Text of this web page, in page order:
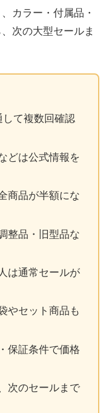
カラー・付属品・
次の大型セールま
して複数回確認
どは公式情報を
商品が半額にな
整品・旧型品な
は通常セールが
やセット商品も
保証条件で価格
次のセールまで